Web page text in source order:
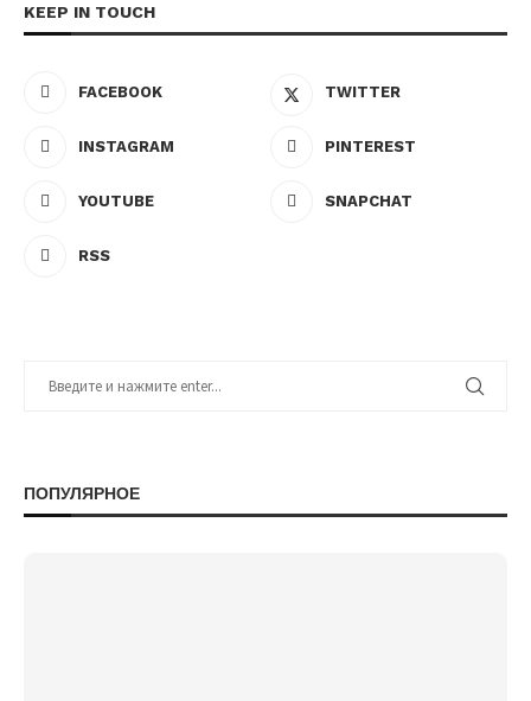
KEEP IN TOUCH
FACEBOOK TWITTER
INSTAGRAM PINTEREST
YOUTUBE SNAPCHAT
RSS
ПОПУЛЯРНОЕ